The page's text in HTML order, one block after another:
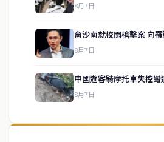
8月7日
育沙南就校園槍擊案 向
8月7日
中國遊客騎摩托車失控
8月7日
關於我們
泰國中文新聞（TCN）是一家總部設於曼
service@thaichinesenews.com